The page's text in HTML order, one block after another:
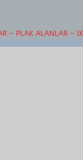
– PLAK ALANLAR –